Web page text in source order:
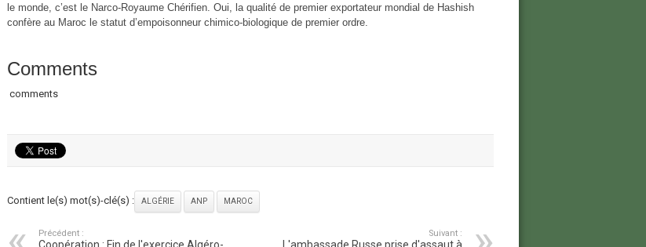
le monde, c’est le Narco-Royaume Chérifien. Oui, la qualité de premier exportateur mondial de Hashish
confère au Maroc le statut d’empoisonneur chimico-biologique de premier ordre.
Comments
comments
Contient le(s) mot(s)-clé(s) : ALGÉRIE ANP MAROC
Précédent : Suivant :